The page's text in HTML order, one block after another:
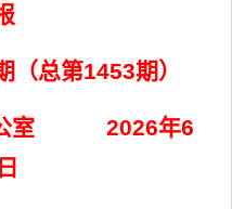
（总第1453期）
公室 2026年6